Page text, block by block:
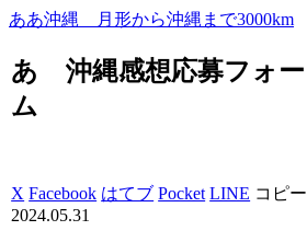
ああ沖縄 月形から沖縄まで3000km
あゝ沖縄感想応募フォー
ム
X Facebook はてブ Pocket LINE コピー
2024.05.31